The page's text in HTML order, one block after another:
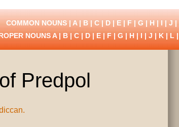
COMMON NOUNS |A|B|C|D|E|F|G|H|I|J|
NOUNS A| B | C | D | E | F | G | H | I | J | K | L |
Predpol